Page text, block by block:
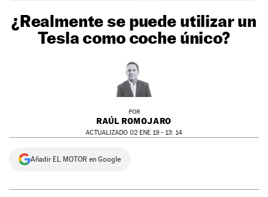
¿Realmente se puede utilizar un
Tesla como coche único?
POR
RAÚL ROMOJARO
ACTUALIZADO 02 ENE 19 - 13: 14
Añadir EL MOTOR en Google